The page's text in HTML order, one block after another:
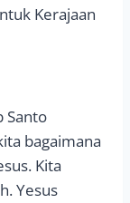
Kerajaan
Santo
bagaimana
Kita
Yesus